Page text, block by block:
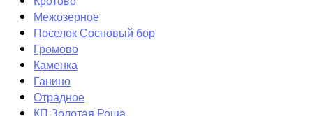
Межозерное
Поселок Сосновый бор
Громово
Каменка
Ганино
Отрадное
КП Золотая Роща